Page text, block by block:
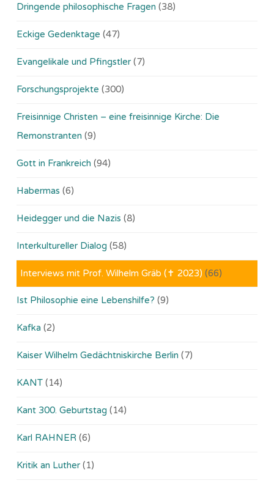
Dringende philosophische Fragen (38)
Eckige Gedenktage (47)
Evangelikale und Pfingstler (7)
Forschungsprojekte (300)
Freisinnige Christen – eine freisinnige Kirche: Die
Remonstranten (9)
Gott in Frankreich (94)
Habermas (6)
Heidegger und die Nazis (8)
Interkultureller Dialog (58)
Interviews mit Prof. Wilhelm Gräb (✝ 2023) (66)
Ist Philosophie eine Lebenshilfe? (9)
Kafka (2)
Kaiser Wilhelm Gedächtniskirche Berlin (7)
KANT (14)
Kant 300. Geburtstag (14)
Karl RAHNER (6)
Kritik an Luther (1)